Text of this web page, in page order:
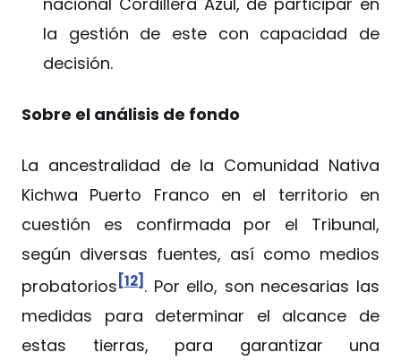
la gestión de este con capacidad de
decisión.
Sobre el análisis de fondo
La ancestralidad de la Comunidad Nativa
Kichwa Puerto Franco en el territorio en
cuestión es confirmada por el Tribunal,
según diversas fuentes, así como medios
probatorios [12] . Por ello, son necesarias las
medidas para determinar el alcance de
estas tierras, para garantizar una